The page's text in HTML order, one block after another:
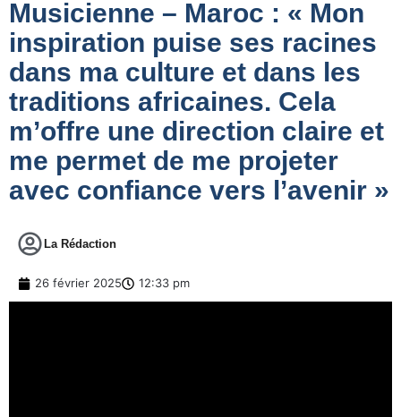
Musicienne – Maroc : « Mon
inspiration puise ses racines
dans ma culture et dans les
traditions africaines. Cela
m’offre une direction claire et
me permet de me projeter
avec confiance vers l’avenir »
La Rédaction
26 février 2025 12:33 pm